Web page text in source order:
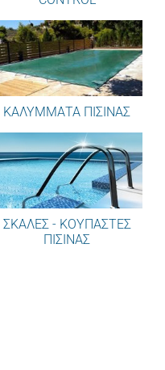
ΚΑΛΥΜΜΑΤΑ ΠΙΣΙΝΑΣ
ΣΚΑΛΕΣ - ΚΟΥΠΑΣΤΕΣ
ΠΙΣΙΝΑΣ